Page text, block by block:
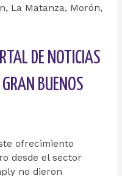
La Matanza, Morón,
DE NOTICIAS
BUENOS
ofrecimiento
desde el sector
no dieron